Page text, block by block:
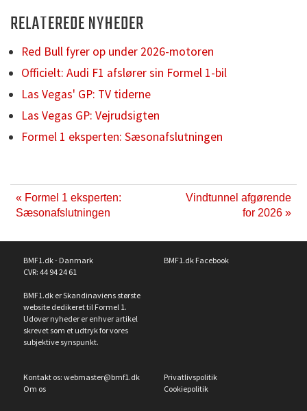
RELATEREDE NYHEDER
Red Bull fyrer op under 2026-motoren
Officielt: Audi F1 afslører sin Formel 1-bil
Las Vegas' GP: TV tiderne
Las Vegas GP: Vejrudsigten
Formel 1 eksperten: Sæsonafslutningen
« Formel 1 eksperten:
Sæsonafslutningen
Vindtunnel afgørende
for 2026 »
BMF1.dk - Danmark
CVR: 44 94 24 61
BMF1.dk er Skandinaviens største
website dedikeret til Formel 1.
Udover nyheder er enhver artikel
skrevet som et udtryk for vores
subjektive synspunkt.
BMF1.dk Facebook
Kontakt os: webmaster@bmf1.dk
Om os
Privatlivspolitik
Cookiepolitik